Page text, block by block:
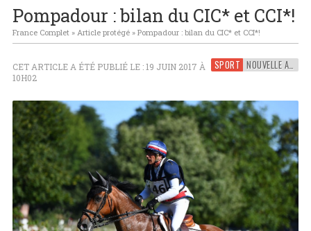
indoor reviennent le 23 Janvier 2027 !
Pompadour : bilan du CIC* et CCI*!
France Complet» Article protégé» Pompadour : bilan du CIC* et CCI*!
SPORT NOUVELLE AQUITAINE
CET ARTICLE A ÉTÉ PUBLIÉ LE : 19 JUIN 2017 À
10H02